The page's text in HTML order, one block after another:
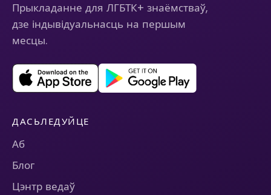
Прыкладанне для ЛГБТК+ знаёмстваў,
дзе індывідуальнасць на першым
месцы.
ДАСЬЛЕДУЙЦЕ
Аб
Блог
Цэнтр ведаў